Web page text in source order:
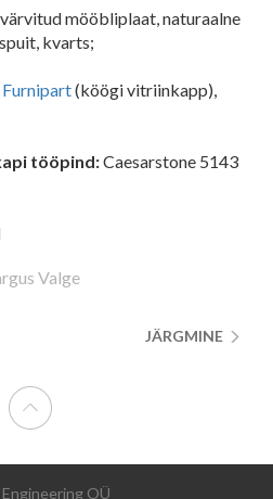
värvitud mööbliplaat, naturaalne
kvarts;
Furnipart(köögi vitriinkapp),
tööpind:Caesarstone 5143
Valge
JÄRGMINE
OÜ